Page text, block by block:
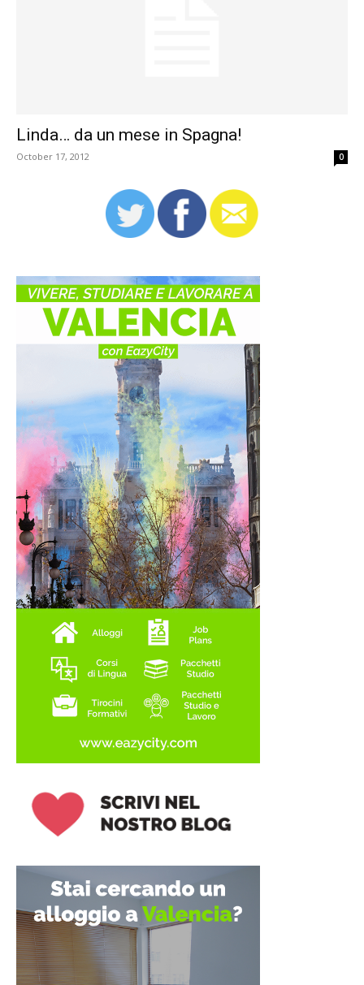
Linda… da un mese in Spagna!
October 17, 2012 0